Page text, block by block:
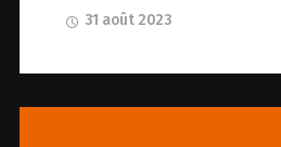
31 août 2023